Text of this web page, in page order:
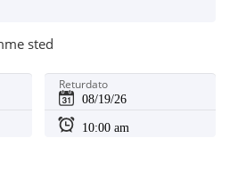
sted
Returdato